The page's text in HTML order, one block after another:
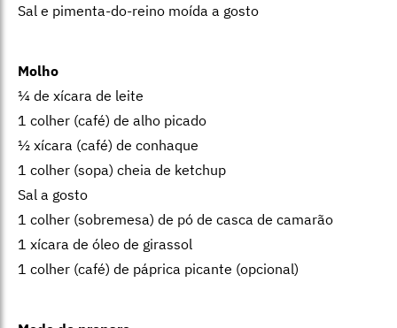
Sal e pimenta-do-reino moída a gosto
Molho
¼ de xícara de leite
1 colher (café) de alho picado
½ xícara (café) de conhaque
1 colher (sopa) cheia de ketchup
Sal a gosto
1 colher (sobremesa) de pó de casca de camarão
1 xícara de óleo de girassol
1 colher (café) de páprica picante (opcional)